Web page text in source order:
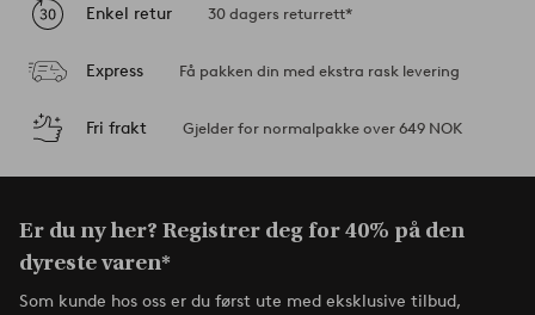
Enkel retur 30 dagers returrett*
Express Få pakken din med ekstra rask levering
Fri frakt Gjelder for normalpakke over 649 NOK
Er du ny her? Registrer deg for 40% på den
dyreste varen*
Som kunde hos oss er du først ute med eksklusive tilbud,